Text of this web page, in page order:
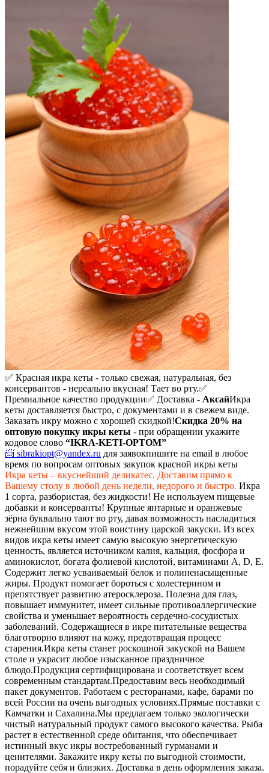
✅ Красная икра кеты - только свежая, натуральная, без
консервантов - нереально вкусная! Тает во рту.✅
Премиальное качество продукции✅ Доставка - АксайИкра
кеты доставляется быстро, с документами и в свежем виде.
Заказать икру можно с хорошей скидкой!Скидка 20% на
оптовую покупку икры кеты - при обращении укажите
кодовое слово “IKRA-KETI-OPTOM”
📨 sibrakiopt@yandex.ru для заявокпишите на email в любое
время по вопросам оптовых закупок красной икры кеты
Икра кеты – вкуснейший деликатес. Доставим прямо к
Вашему столу в любой день недели, недорого и быстро. Икра
1 сорта, разбористая, без жидкости! Не используем пищевые
добавки и консерванты! Крупные янтарные и оранжевые
зёрна буквально тают во рту, давая возможность насладиться
нежнейшим вкусом этой воистину царской закуски. Из всех
видов икра кеты имеет самую высокую энергетическую
ценность, является источником калия, кальция, фосфора и
аминокислот, богата фолиевой кислотой, витаминами A, D, E.
Содержит легко усваиваемый белок и полиненасыщенные
жиры. Продукт помогает бороться с холестерином и
препятствует развитию атеросклероза. Полезна для глаз,
повышает иммунитет, имеет сильные противоаллергические
свойства и уменьшает вероятность сердечно-сосудистых
заболеваний. Содержащиеся в икре питательные вещества
благотворно влияют на кожу, предотвращая процесс
старения.Икра кеты станет роскошной закуской на Вашем
столе и украсит любое изысканное праздничное
блюдо.Продукция сертифицирована и соответствует всем
современным стандартам.Предоставим весь необходимый
пакет документов. Работаем с ресторанами, кафе, барами по
всей России на очень выгодных условиях.Прямые поставки с
Камчатки и Сахалина.Мы предлагаем только экологически
чистый натуральный продукт самого высокого качества. Рыба
растет в естественной среде обитания, что обеспечивает
истинный вкус икры востребованный гурманами и
ценителями. Закажите икру кеты по выгодной стоимости,
порадуйте себя и близких. Доставка в день оформления заказа.